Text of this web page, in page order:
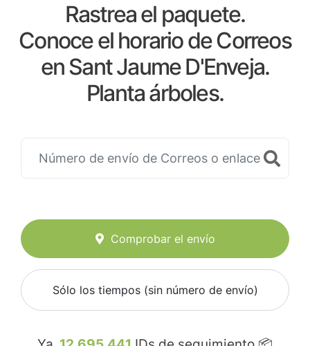
Rastrea el paquete.
Conoce el horario de Correos
en Sant Jaume D'Enveja.
Planta árboles.
Comprobar el envío
Sólo los tiempos (sin número de envío)